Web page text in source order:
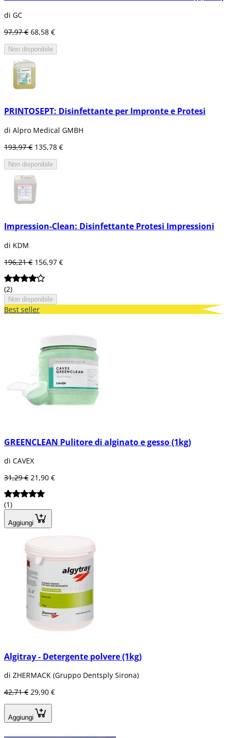
di GC
97,97 € 68,58 €
Non disponibile
PRINTOSEPT: Disinfettante per Impronte e Protesi
di Alpro Medical GMBH
193,97 € 135,78 €
Non disponibile
Impression-Clean: Disinfettante Protesi Impressioni
di KDM
196,21 € 156,97 €
(2)
Non disponibile
Best seller
GREENCLEAN Pulitore di alginato e gesso (1kg)
di CAVEX
31,29 € 21,90 €
(1)
Aggiungi
Algitray - Detergente polvere (1kg)
di ZHERMACK (Gruppo Dentsply Sirona)
42,71 € 29,90 €
Aggiungi